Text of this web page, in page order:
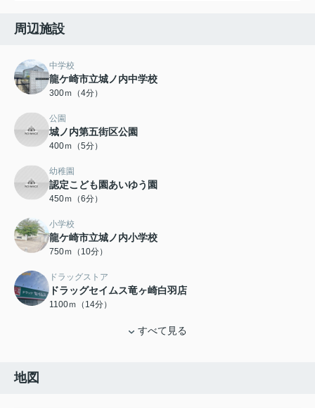
周辺施設
中学校
龍ケ崎市立城ノ内中学校
300ｍ（4分）
公園
城ノ内第五街区公園
400ｍ（5分）
幼稚園
認定こども園あいゆう園
450ｍ（6分）
小学校
龍ケ崎市立城ノ内小学校
750ｍ（10分）
ドラッグストア
ドラッグセイムス竜ヶ崎白羽店
1100ｍ（14分）
すべて見る
地図